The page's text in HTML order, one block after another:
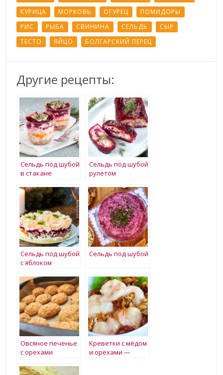
КУРИЦА
МОРКОВЬ ОГУРЕЦ
ПОМИДОРЫ
РИС
РЫБА СВИНИНА СЕЛЬДЬ
СЫР
ТЕСТО
ЯЙЦО БОЛГАРСКИЙ ПЕРЕЦ
Другие рецепты:
Сельдь под шубой
в стакане
Сельдь под шубой
рулетом
Сельдь под шубой
с яблоком
Сельдь под шубой
Овсяное печенье
с орехами
Креветки с мёдом
и орехами —